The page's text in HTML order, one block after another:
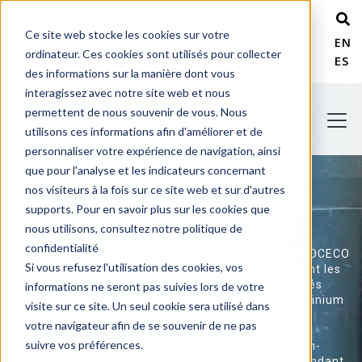
Ce site web stocke les cookies sur votre
ordinateur. Ces cookies sont utilisés pour collecter
des informations sur la manière dont vous
interagissez avec notre site web et nous
permettent de nous souvenir de vous. Nous
utilisons ces informations afin d'améliorer et de
personnaliser votre expérience de navigation, ainsi
que pour l'analyse et les indicateurs concernant
nos visiteurs à la fois sur ce site web et sur d'autres
supports. Pour en savoir plus sur les cookies que
nous utilisons, consultez notre politique de
confidentialité
Si vous refusez l'utilisation des cookies, vos
informations ne seront pas suivies lors de votre
visite sur ce site. Un seul cookie sera utilisé dans
votre navigateur afin de se souvenir de ne pas
suivre vos préférences.
+ 1 800 978-6677
ÉQUIPEMENT D'HYDRO-
ÉBAVURAGE
La technologie de jet d'eau à haute pression de PROCECO
utilise jusqu'à 10 000 psi pour éliminer efficacement les
bavures, les débris piégés et les copeaux des cavités
étroites, des filets et des bords des pièces en aluminium
jusqu'à atteindre des vitesses supersoniques afin
d'éliminer efficacement les bavures et le métal non-